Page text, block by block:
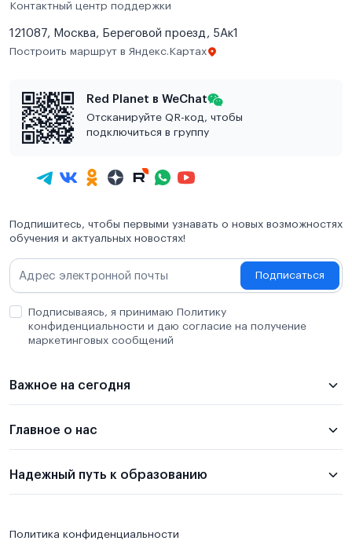
Контактный центр поддержки
121087, Москва, Береговой проезд, 5Ак1
Построить маршрут в Яндекс.Картах
Red Planet в WeChat
Отсканируйте QR-код, чтобы
подключиться в группу
Подпишитесь, чтобы первыми узнавать о новых возможностях
обучения и актуальных новостях!
Подписаться
Подписываясь, я принимаю Политику
конфиденциальности и даю согласие на получение
маркетинговых сообщений
Важное на сегодня
Главное о нас
Надежный путь к образованию
Политика конфиденциальности